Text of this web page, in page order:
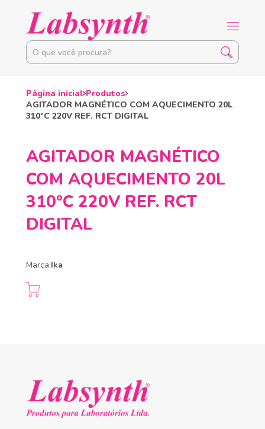
Página inicial Produtos
AGITADOR MAGNÉTICO COM AQUECIMENTO 20L
310ºC 220V REF. RCT DIGITAL
AGITADOR MAGNÉTICO
COM AQUECIMENTO 20L
310ºC 220V REF. RCT
DIGITAL
Marca:Ika